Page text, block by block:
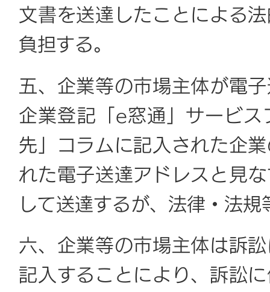
文書を送達したことによる
負担する。
五、企業等の市場主体が電
企業登記 「e窓通」サービ
先」コラムに記入された企
れた電子送達アドレスと見
して送達するが、法律・法
六、企業等の市場主体は訴
記入することにより、訴訟